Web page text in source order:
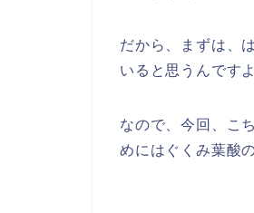
だから、まずは、
いると思うんですよ
なので、今回、こ
めにはぐくみ葉酸